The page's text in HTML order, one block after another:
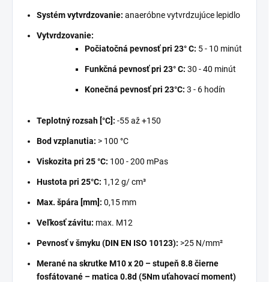
Systém vytvrdzovanie: anaeróbne vytvrdzujúce lepidlo
Vytvrdzovanie:
Počiatočná pevnosť pri 23° C: 5 - 10 minút
Funkčná pevnosť pri 23° C: 30 - 40 minút
Konečná pevnosť pri 23°C: 3 - 6 hodín
Teplotný rozsah [°C]: -55 až +150
Bod vzplanutia: > 100 °C
Viskozita pri 25 °C: 100 - 200 mPas
Hustota pri 25°C: 1,12 g/ cm³
Max. špára [mm]: 0,15 mm
Veľkosť závitu: max. M12
Pevnosť v šmyku (DIN EN ISO 10123): >25 N/mm²
Merané na skrutke M10 x 20 – stupeň 8.8 čierne
fosfátované – matica 0.8d (5Nm uťahovací moment)